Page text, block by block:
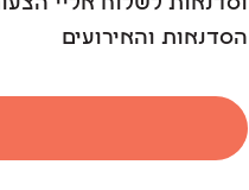
וסדנאות לשלוח אליי
הסדנאות והאירועים